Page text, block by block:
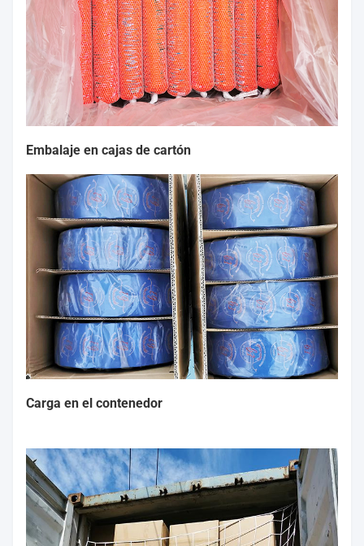
Embalaje en cajas de cartón
Carga en el contenedor